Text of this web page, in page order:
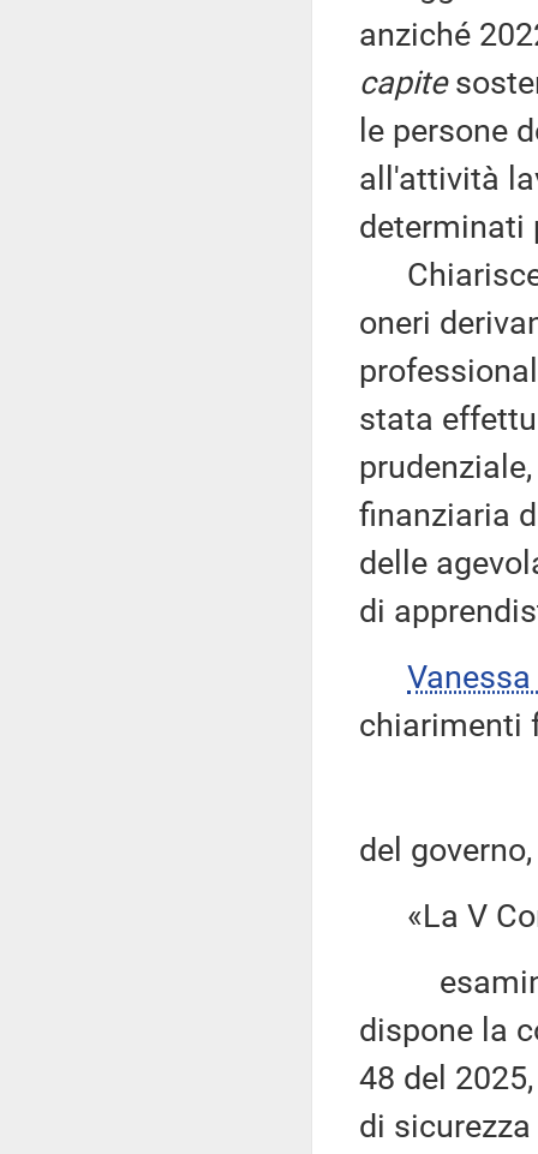
anziché
capite
le persone
all'attività
determinati
oneri
stata
finanziaria
delle
di
Vanessa
chiarimenti
del
«La V
dispone la
48 del
di